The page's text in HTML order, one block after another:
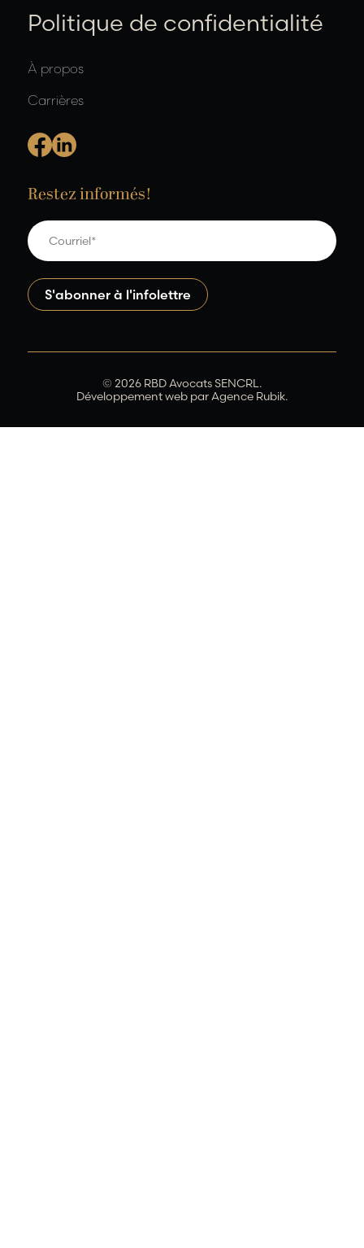
Politique de confidentialité
À propos
Carrières
Restez informés!
© 2026 RBD Avocats SENCRL.
Développement web parAgence Rubik.